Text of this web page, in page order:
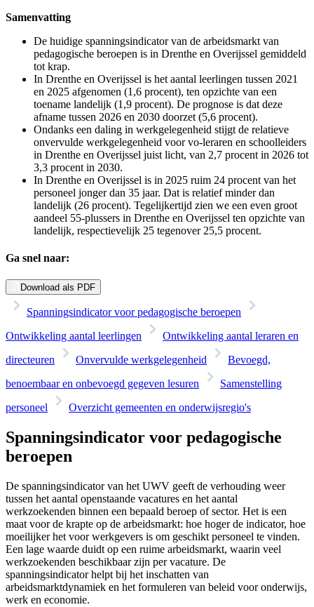
Samenvatting
De huidige spanningsindicator van de arbeidsmarkt van
pedagogische beroepen is in Drenthe en Overijssel gemiddeld
tot krap.
In Drenthe en Overijssel is het aantal leerlingen tussen 2021
en 2025 afgenomen (1,6 procent), ten opzichte van een
toename landelijk (1,9 procent). De prognose is dat deze
afname tussen 2026 en 2030 doorzet (5,6 procent).
Ondanks een daling in werkgelegenheid stijgt de relatieve
onvervulde werkgelegenheid voor vo-leraren en schoolleiders
in Drenthe en Overijssel juist licht, van 2,7 procent in 2026 tot
3,3 procent in 2030.
In Drenthe en Overijssel is in 2025 ruim 24 procent van het
personeel jonger dan 35 jaar. Dat is relatief minder dan
landelijk (26 procent). Tegelijkertijd zien we een even groot
aandeel 55-plussers in Drenthe en Overijssel ten opzichte van
landelijk, respectievelijk 25 tegenover 25,5 procent.
Ga snel naar:
Download als PDF
Spanningsindicator voor pedagogische beroepen
Ontwikkeling aantal leerlingen
Ontwikkeling aantal leraren en
directeuren
Onvervulde werkgelegenheid
Bevoegd,
benoembaar en onbevoegd gegeven lesuren
Samenstelling
personeel
Overzicht gemeenten en onderwijsregio's
Spanningsindicator voor pedagogische
beroepen
De spanningsindicator van het UWV geeft de verhouding weer
tussen het aantal openstaande vacatures en het aantal
werkzoekenden binnen een bepaald beroep of sector. Het is een
maat voor de krapte op de arbeidsmarkt: hoe hoger de indicator, hoe
moeilijker het voor werkgevers is om geschikt personeel te vinden.
Een lage waarde duidt op een ruime arbeidsmarkt, waarin veel
werkzoekenden beschikbaar zijn per vacature. De
spanningsindicator helpt bij het inschatten van
arbeidsmarktdynamiek en het formuleren van beleid voor onderwijs,
werk en economie.